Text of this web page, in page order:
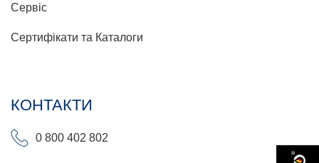
Сервіс
Сертифікати та Каталоги
КОНТАКТИ
0 800 402 802